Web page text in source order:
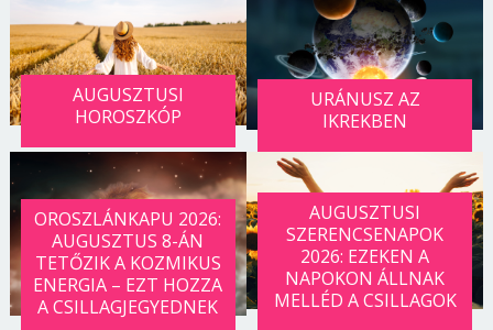
AUGUSZTUSI
HOROSZKÓP
URÁNUSZ AZ
IKREKBEN
OROSZLÁNKAPU 2026:
AUGUSZTUS 8-ÁN
TETŐZIK A KOZMIKUS
ENERGIA – EZT HOZZA
A CSILLAGJEGYEDNEK
AUGUSZTUSI
SZERENCSENAPOK
2026: EZEKEN A
NAPOKON ÁLLNAK
MELLÉD A CSILLAGOK